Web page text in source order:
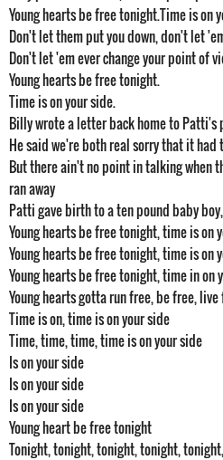
Young hearts be free tonight.Time is on
Don't let them put you down, don't let
Don't let 'em ever change your point of
Young hearts be free tonight.
Time is on your side.
Billy wrote a letter back home to
He said we're both real sorry that it had
But there ain't no point in talking when
ran away
Patti gave birth to a ten pound baby
Young hearts be free tonight, time is on
Young hearts be free tonight, time is on
Young hearts be free tonight, time in on
Young hearts gotta run free, be free,
Time is on, time is on your side
Time, time, time, time is on your side
Is on your side
Is on your side
Is on your side
Young heart be free tonight
Tonight, tonight, tonight, tonight,